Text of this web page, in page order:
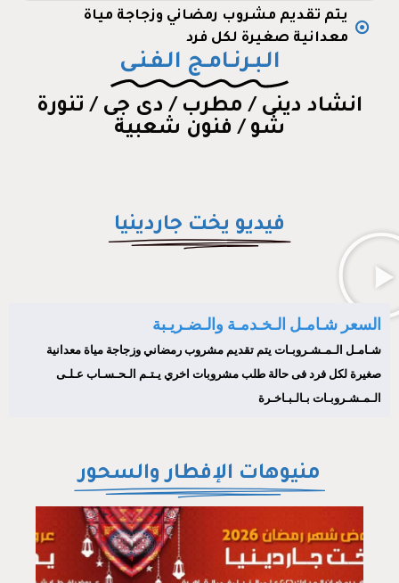
يتم تقديم مشروب رمضاني وزجاجة مياة
معدانية صغيرة لكل فرد
الـبـرنـامـج الـفـنـى
انشاد دينى / مطرب / دى جى / تنورة
شو / فنون شعبية
فيديو يخت جاردينيا
السعر شـامـل الـخـدمـة والـضـريـبة
شـامـل الـمـشـروبـات يتم تقديم مشروب رمضاني وزجاجة مياة معدانية
صغيرة لكل فرد فى حالة طلب مشروبات اخري يـتـم الـحـسـاب عـلـى
الـمـشـروبـات بـالـبـاخـرة
منيوهات الإفطار والسحور